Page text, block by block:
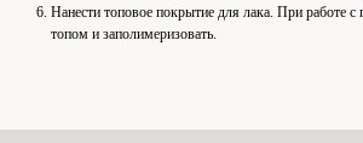
Нанести топовое покрытие для лака. При работе с
топом и заполимеризовать.